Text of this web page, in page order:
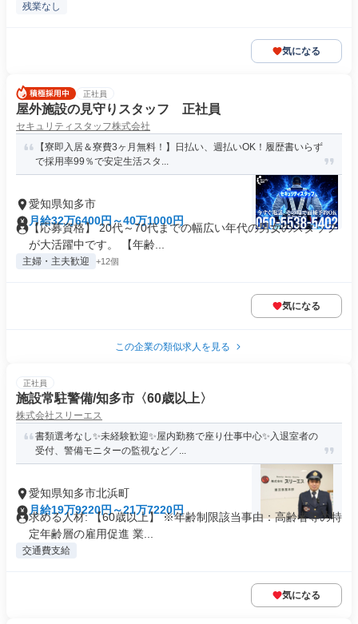
残業なし
気になる
正社員
屋外施設の見守りスタッフ 正社員
セキュリティスタッフ株式会社
【寮即入居＆寮費3ヶ月無料！】日払い、週払いOK！履歴書いらず
で採用率99％で安定生活スタ...
愛知県知多市
月給32万6400円～40万1000円
【応募資格】 20代～70代までの幅広い年代の男女のスタッフ
が大活躍中です。 【年齢...
主婦・主夫歓迎 +12個
気になる
この企業の類似求人を見る
正社員
施設常駐警備/知多市〈60歳以上〉
株式会社スリーエス
書類選考なし✨未経験歓迎✨屋内勤務で座り仕事中心✨入退室者の
受付、警備モニターの監視など／...
愛知県知多市北浜町
月給19万9220円～21万7220円
求める人材: 【60歳以上】 ※年齢制限該当事由：高齢者等の特
定年齢層の雇用促進 業...
交通費支給
気になる